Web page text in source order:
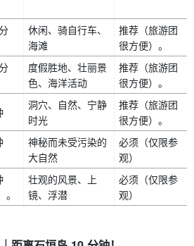
休闲、骑自行车、
海滩
推荐（旅游团
很方便）。
度假胜地、壮丽景
色、海洋活动
推荐（旅游团
很方便）。
洞穴、自然、宁静
时光
推荐（旅游团
很方便）。
神秘而未受污染的
大自然
必须（仅限参
观）
壮观的风景、上
镜、浮潜
必须（仅限参
观）